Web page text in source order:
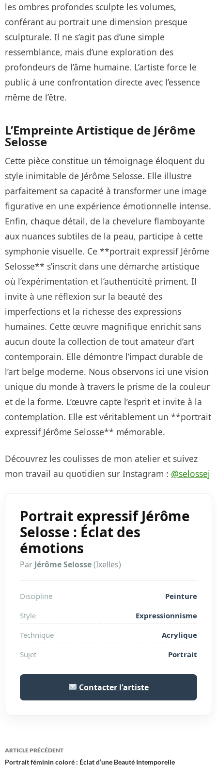
les ombres profondes sculpte les volumes,
conférant au portrait une dimension presque
sculpturale. Il ne s’agit pas d’une simple
ressemblance, mais d’une exploration des
profondeurs de l’âme humaine. L’artiste force le
public à une confrontation directe avec l’essence
même de l’être.
L’Empreinte Artistique de Jérôme
Selosse
Cette pièce constitue un témoignage éloquent du
style inimitable de Jérôme Selosse. Elle illustre
parfaitement sa capacité à transformer une image
figurative en une expérience émotionnelle intense.
Enfin, chaque détail, de la chevelure flamboyante
aux nuances subtiles de la peau, participe à cette
symphonie visuelle. Ce **portrait expressif Jérôme
Selosse** s’inscrit dans une démarche artistique
où l’expérimentation et l’authenticité priment. Il
invite à une réflexion sur la beauté des
imperfections et la richesse des expressions
humaines. Cette œuvre magnifique enrichit sans
aucun doute la collection de tout amateur d’art
contemporain. Elle démontre l’impact durable de
l’art belge moderne. Nous observons ici une vision
unique du monde à travers le prisme de la couleur
et de la forme. L’œuvre capte l’esprit et invite à la
contemplation. Elle est véritablement un **portrait
expressif Jérôme Selosse** mémorable.
Découvrez les coulisses de mon atelier et suivez
mon travail au quotidien sur Instagram : @selossej
Portrait expressif Jérôme
Selosse : Éclat des
émotions
Par Jérôme Selosse(Ixelles)
Discipline
Peinture
Style
Expressionnisme
Technique
Acrylique
Sujet
Portrait
Contacter l'artiste
Navigation
ARTICLE PRÉCÉDENT
Portrait féminin coloré : Éclat d’une Beauté Intemporelle